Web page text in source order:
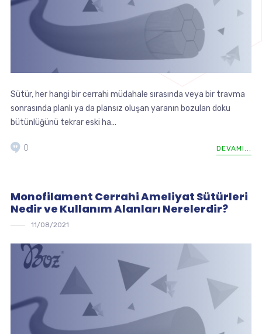
Sütür, her hangi bir cerrahi müdahale sırasında veya bir travma
sonrasında planlı ya da plansız oluşan yaranın bozulan doku
bütünlüğünü tekrar eski ha...
DEVAMI...
0
Monofilament Cerrahi Ameliyat Sütürleri
Nedir ve Kullanım Alanları Nerelerdir?
11/08/2021